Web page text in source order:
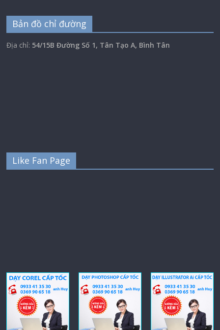
Bản đồ chỉ đường
Địa chỉ: 54/15B Đường Số 1, Tân Tạo A, Bình Tân
Like Fan Page